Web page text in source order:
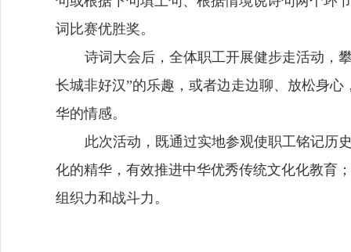
词比赛优胜奖。
诗词大会后，全体职工开展健步走活动，
长城非好汉”的乐趣，或者边走边聊、放松身
华的情感。
此次活动，既通过实地参观使职工铭记历
化的精华，有效推进中华优秀传统文化化教育
组织力和战斗力。